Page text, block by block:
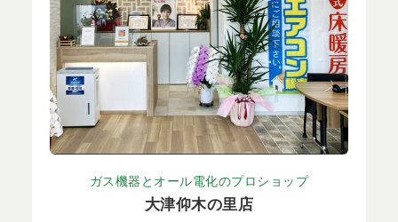
ガス機器とオール電化のプロショップ
大津仰木の里店